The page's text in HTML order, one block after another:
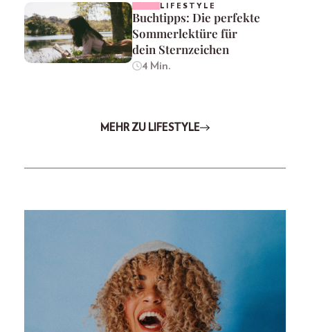
LIFESTYLE
Buchtipps: Die perfekte
Sommerlektüre für
dein Sternzeichen
4 Min.
MEHR ZU LIFESTYLE